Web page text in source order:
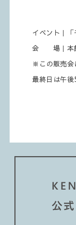
イベント｜「
会 場｜本
※この販売会
最終日は午